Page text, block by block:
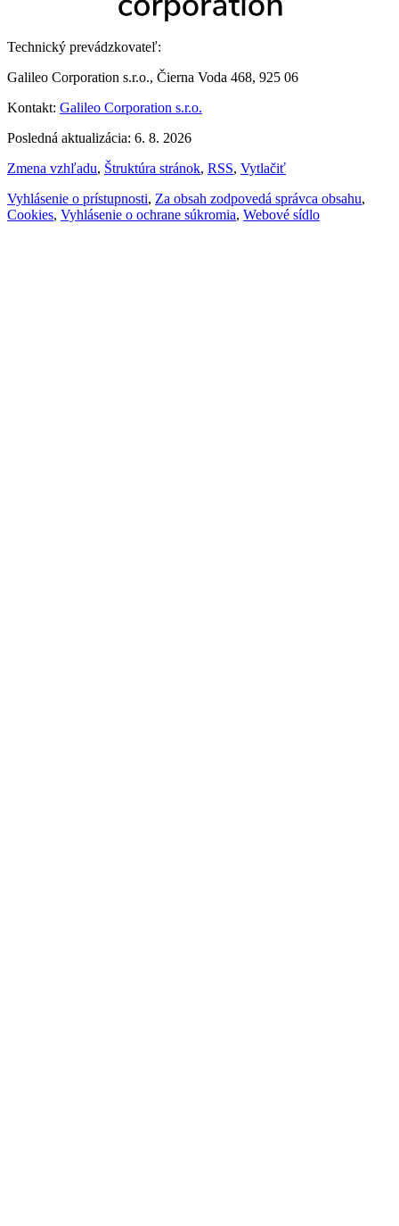
Technický prevádzkovateľ:
Galileo Corporation s.r.o., Čierna Voda 468, 925 06
Kontakt: Galileo Corporation s.r.o.
Posledná aktualizácia: 6. 8. 2026
Zmena vzhľadu, Štruktúra stránok, RSS, Vytlačiť
Vyhlásenie o prístupnosti, Za obsah zodpovedá správca obsahu,
Cookies, Vyhlásenie o ochrane súkromia, Webové sídlo